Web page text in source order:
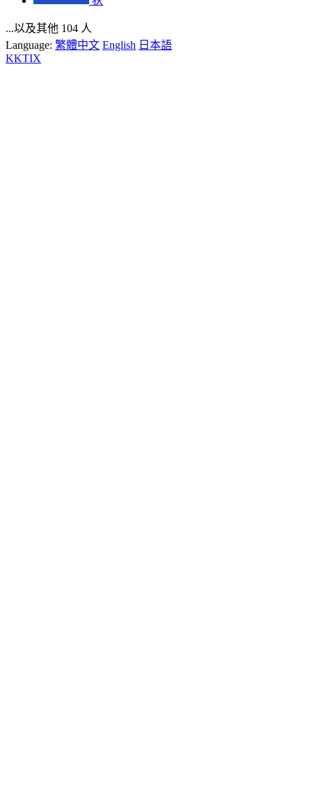
...以及其他 104 人
Language: 繁體中文 English 日本語
KKTIX